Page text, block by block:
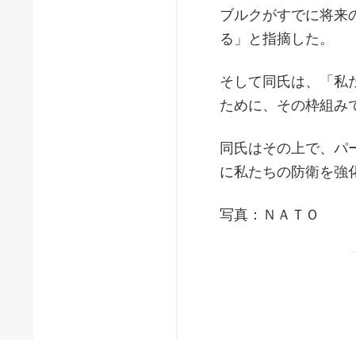
ブルクがすでに将来
る」と指摘した。
そして同氏は、「私
ために、その枠組み
同氏はその上で、パ
に私たちの防衛を強
写真：ＮＡＴＯ